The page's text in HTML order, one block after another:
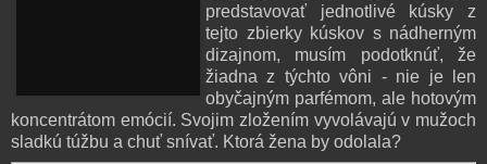
predstavovať jednotlivé kúsky z
tejto zbierky kúskov s nádherným
dizajnom, musím podotknúť, že
žiadna z týchto vôni - nie je len
obyčajným parfémom, ale hotovým
koncentrátom emócií. Svojim zložením vyvolávajú v mužoch
sladkú túžbu a chuť snívať. Ktorá žena by odolala?